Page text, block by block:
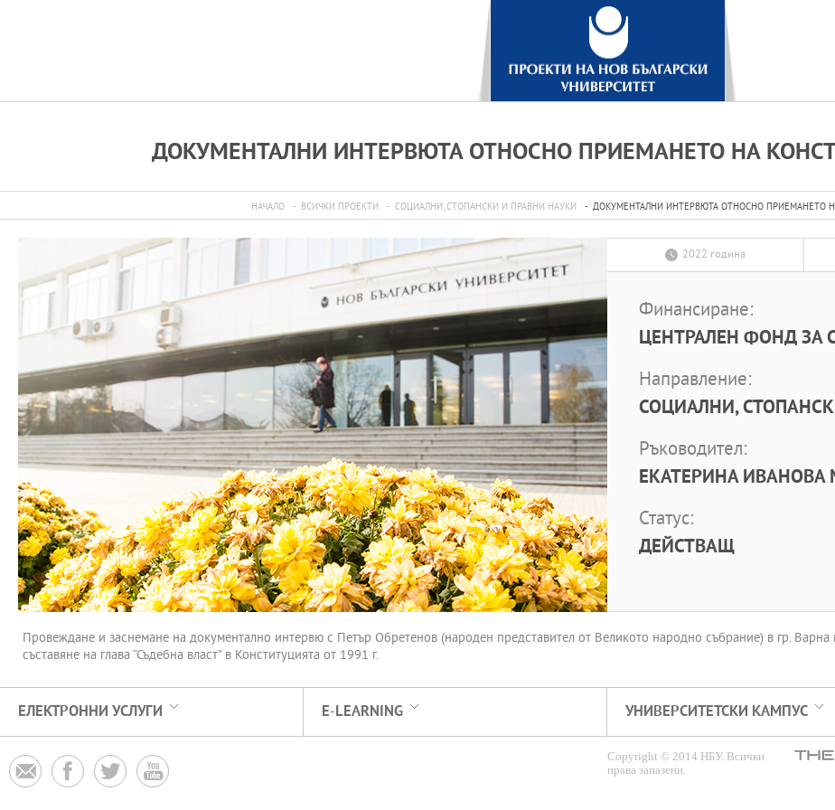
ДОКУМЕНТАЛНИ ИНТЕРВЮТА ОТНОСНО ПРИЕМАНЕТО НА
НАЧАЛО ВСИЧКИ ПРОЕКТИ СОЦИАЛНИ, СТОПАНСКИ И ПРАВНИ НАУКИ ДОКУМЕНТАЛНИ ИНТЕРВЮТА ОТНОСНО ПРИЕМАНЕТО
2022 година
Финансиране:
ЦЕНТРАЛЕН ФОНД ЗА
Направление:
СОЦИАЛНИ,
Ръководител:
ЕКАТЕРИНА
Статус:
ДЕЙСТВАЩ
Провеждане и заснемане на документално интервю с Петър Обретенов (народен представител от Великото народно събрание) в гр. Варна
съставяне на глава “Съдебна власт” в Конституцията от 1991 г.
ЕЛЕКТРОННИ УСЛУГИ E-LEARNING УНИВЕРСИТЕТСКИ КАМПУС
   
Copyright © 2014 НБУ. Всички
права запазени.